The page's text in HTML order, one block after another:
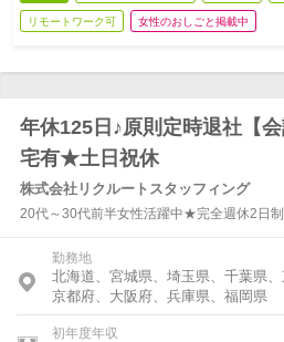
リモートワーク可 女性のおしごと掲載中
年休125日♪原則定時退社【
宅有★土日祝休
株式会社リクルートスタッフィング
20代～30代前半女性活躍中★完全週休2日
勤務地
北海道、宮城県、埼玉県、千葉県
京都府、大阪府、兵庫県、福岡県
初年度年収